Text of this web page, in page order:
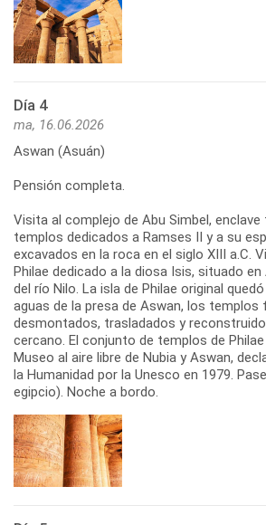
Día 4
ma, 16.06.2026
Aswan (Asuán)
Pensión completa.
Visita al complejo de Abu Simbel,
templos dedicados a Ramses II y a su
excavados en la roca en el siglo XIII a.C.
Philae dedicado a la diosa Isis, situado
del río Nilo. La isla de Philae original
aguas de la presa de Aswan, los templos
desmontados, trasladados y
cercano. El conjunto de templos de
Museo al aire libre de Nubia y Aswan,
la Humanidad por la Unesco en 1979.
egipcio). Noche a bordo.